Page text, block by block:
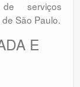
serviços
São Paulo.
E